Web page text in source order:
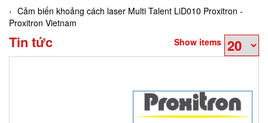
Cảm biến khoảng cách laser Multi Talent LiD010 Proxitron -
Proxitron Vietnam
Tin tức Show items